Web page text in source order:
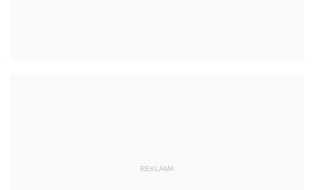
REKLAMA